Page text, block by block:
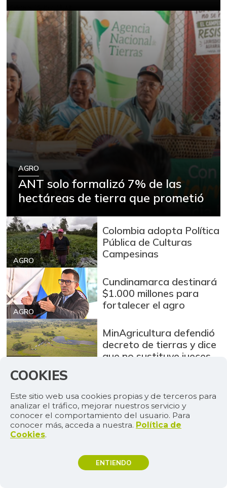
AGRO
ANT solo formalizó 7% de las
hectáreas de tierra que prometió
AGRO
Colombia adopta Política
Pública de Culturas
Campesinas
AGRO
Cundinamarca destinará
$1.000 millones para
fortalecer el agro
MinAgricultura defendió
decreto de tierras y dice
que no sustituye jueces
CULTURA
(que no son las de
siempre)
AGENDA
4
COOKIES
Este sitio web usa cookies propias y de terceros para
analizar el tráfico, mejorar nuestros servicio y
conocer el comportamiento del usuario. Para
conocer más, acceda a nuestra. Política de
Cookies.
ENTIENDO